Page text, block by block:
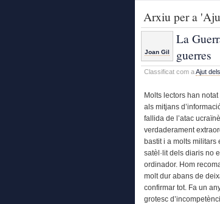
Arxiu per a
Joan Gil
La
guerres
Classificat com aAjut
Molts lectors han
als mitjans
fallida de l’atac
verdaderament
bastit i a molts militars
satèl·lit dels diaris no
ordinador. Hom
molt dur abans de
confirmar tot. Fa un
grotesc